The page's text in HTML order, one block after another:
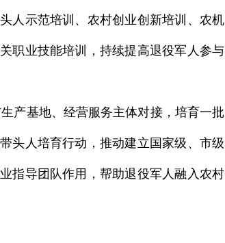
人示范培训、农村创业创新培训、 农机
职业技能培训，持续提高退役军人参与
产基地、经营服务主体对接，培育一批
头人培育行动，推动建立国家级 、市级
指导团队作用，帮助退役军人融入农村